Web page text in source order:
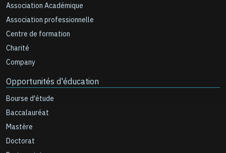
Association Académique
Association professionnelle
Centre de formation
Charité
Company
Opportunités d'éducation
Bourse d'étude
Baccalauréat
Mastère
Doctorat